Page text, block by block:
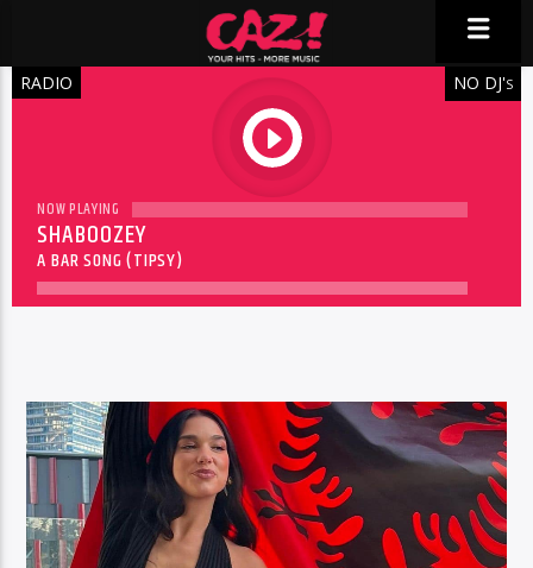
RADIO
play
NO DJ'S
NOW PLAYING
SHABOOZEY
A BAR SONG (TIPSY)